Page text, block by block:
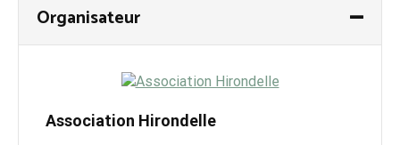
Organisateur
Association Hirondelle